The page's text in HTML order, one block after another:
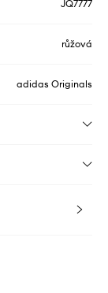
JQ7777
růžová
adidas Originals